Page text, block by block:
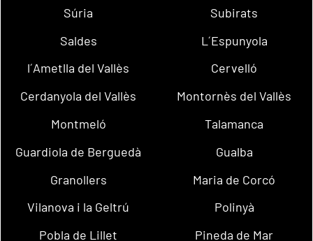
Súria
Subirats
Saldes
L´Espunyola
l´Ametlla del Vallès
Cervelló
Cerdanyola del Vallès
Montornès del Vallès
Montmeló
Talamanca
Guardiola de Berguedà
Gualba
Granollers
Maria de Corcó
Vilanova i la Geltrú
Polinyà
Pobla de Lillet
Pineda de Mar